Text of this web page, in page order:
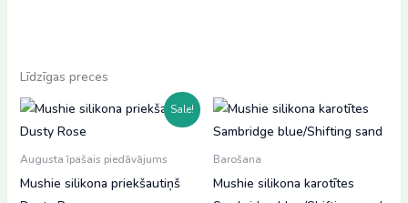
Līdzīgas preces
Sale!
Augusta īpašais piedāvājums
Mushie silikona priekšautiņš
Barošana
Mushie silikona karotītes